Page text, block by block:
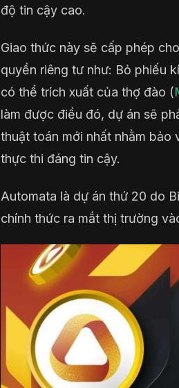
độ tin cậy cao.
Giao thức này sẽ cấp phép
quyền riêng tư như: Bỏ phiếu
có thể trích xuất của thợ đào (
làm được điều đó, dự án sẽ
thuật toán mới nhất nhằm
thực thi đáng tin cậy.
Automata là dự án thứ 20 do
chính thức ra mắt thị trường